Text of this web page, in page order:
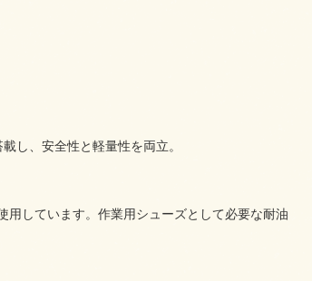
し、安全性と軽量性を両立。
しています。作業用シューズとして必要な耐油